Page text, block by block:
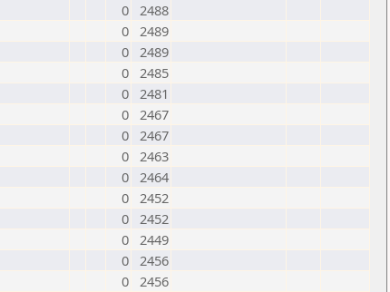
0 2488
0 2489
0 2489
0 2485
0 2481
0 2467
0 2467
0 2463
0 2464
0 2452
0 2452
0 2449
0 2456
0 2456